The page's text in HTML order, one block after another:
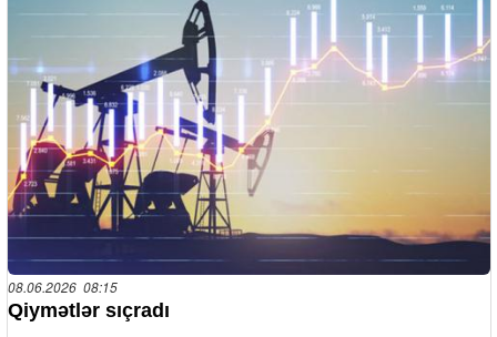
08.06.2026 08:15
Qiymətlər sıçradı